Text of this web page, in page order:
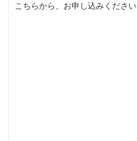
こちらから、お申し込みください